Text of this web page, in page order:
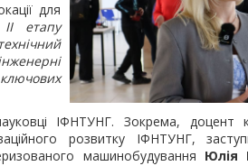
для
етапу
ІФНТУНГ. Зокрема, доцент
розвитку ІФНТУНГ,
машинобудування Юлія